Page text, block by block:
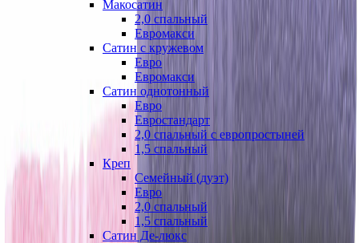
Макосатин
2,0 спальный
Евромакси
Сатин с кружевом
Евро
Евромакси
Сатин однотонный
Евро
Евростандарт
2,0 спальный с европростыней
1,5 спальный
Креп
Семейный (дуэт)
Евро
2,0 спальный
1,5 спальный
Сатин Де-люкс